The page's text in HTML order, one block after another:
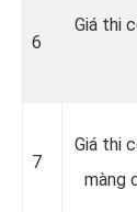
6
Giá thi
7
Giá thi
màng